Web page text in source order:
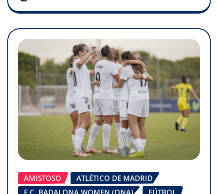
AMISTOSO
ATLÉTICO DE MADRID
F.C. BADALONA WOMEN (ONA)
FÚTBOL